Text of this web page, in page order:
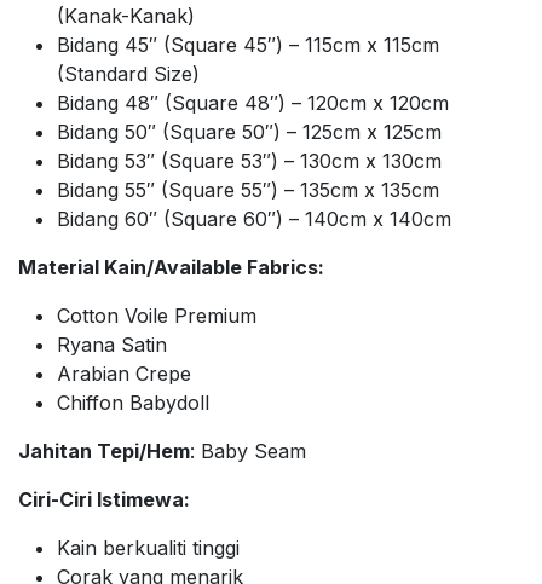
(Kanak-Kanak)
Bidang 45″ (Square 45″) – 115cm x 115cm
(Standard Size)
Bidang 48″ (Square 48″) – 120cm x 120cm
Bidang 50″ (Square 50″) – 125cm x 125cm
Bidang 53″ (Square 53″) – 130cm x 130cm
Bidang 55″ (Square 55″) – 135cm x 135cm
Bidang 60″ (Square 60″) – 140cm x 140cm
Material Kain/Available Fabrics:
Cotton Voile Premium
Ryana Satin
Arabian Crepe
Chiffon Babydoll
Jahitan Tepi/Hem: Baby Seam
Ciri-Ciri Istimewa:
Kain berkualiti tinggi
Corak yang menarik